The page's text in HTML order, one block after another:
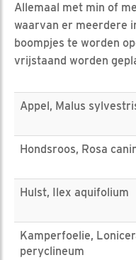
Allemaal met min of
waarvan er meerdere
boompjes te worden
vrijstaand worden
Appel, Malus
Hondsroos, Rosa
Hulst, Ilex aquifolium
Kamperfoelie,
peryclineum